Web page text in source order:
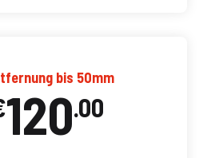
bis 50mm
120.00